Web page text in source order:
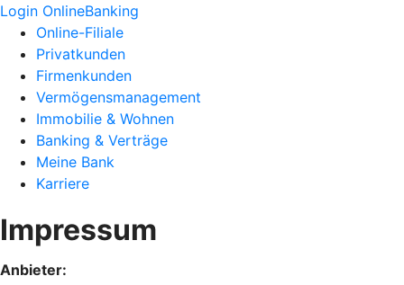
Login OnlineBanking
Online-Filiale
Privatkunden
Firmenkunden
Vermögensmanagement
Immobilie & Wohnen
Banking & Verträge
Meine Bank
Karriere
Impressum
Anbieter: